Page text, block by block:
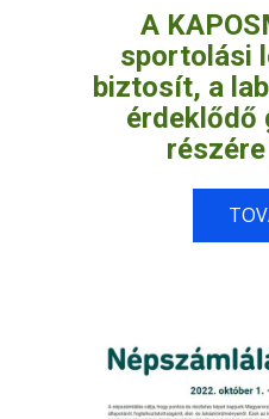
A
sportolási
biztosít, a
érdeklődő
részére